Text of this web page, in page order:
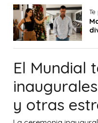
El Mundial
y otras